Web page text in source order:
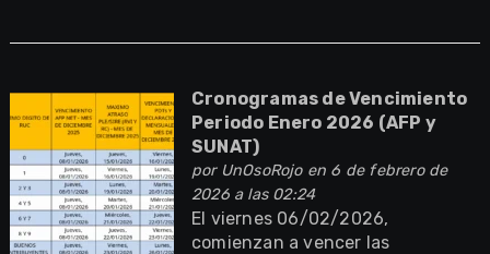
Cronogramas de Vencimiento
Periodo Enero 2026 (AFP y
SUNAT)
por UnOsoRojoen 6 de febrero de
2026 a las 02:24
El viernes 06/02/2026,
comienzan a vencer las